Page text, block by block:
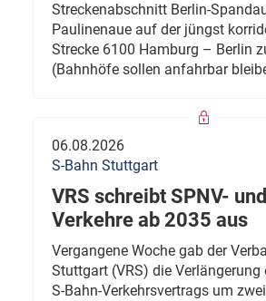
Streckenabschnitt Berlin-
Paulinenaue auf der jüngst
Strecke 6100 Hamburg – Berlin
(Bahnhöfe sollen anfahrbar
06.08.2026
S-Bahn Stuttgart
VRS schreibt SPNV-
Verkehre ab 2035 aus
Vergangene Woche gab der
Stuttgart (VRS) die Verlängerung
S-Bahn-Verkehrsvertrags um